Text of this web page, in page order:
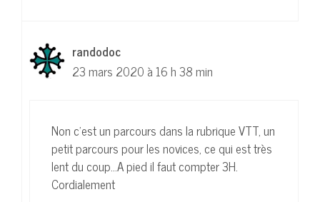
randodoc
23 mars 2020 à 16 h 38 min
Non c’est un parcours dans la rubrique VTT, un
petit parcours pour les novices, ce qui est très
lent du coup…A pied il faut compter 3H.
Cordialement